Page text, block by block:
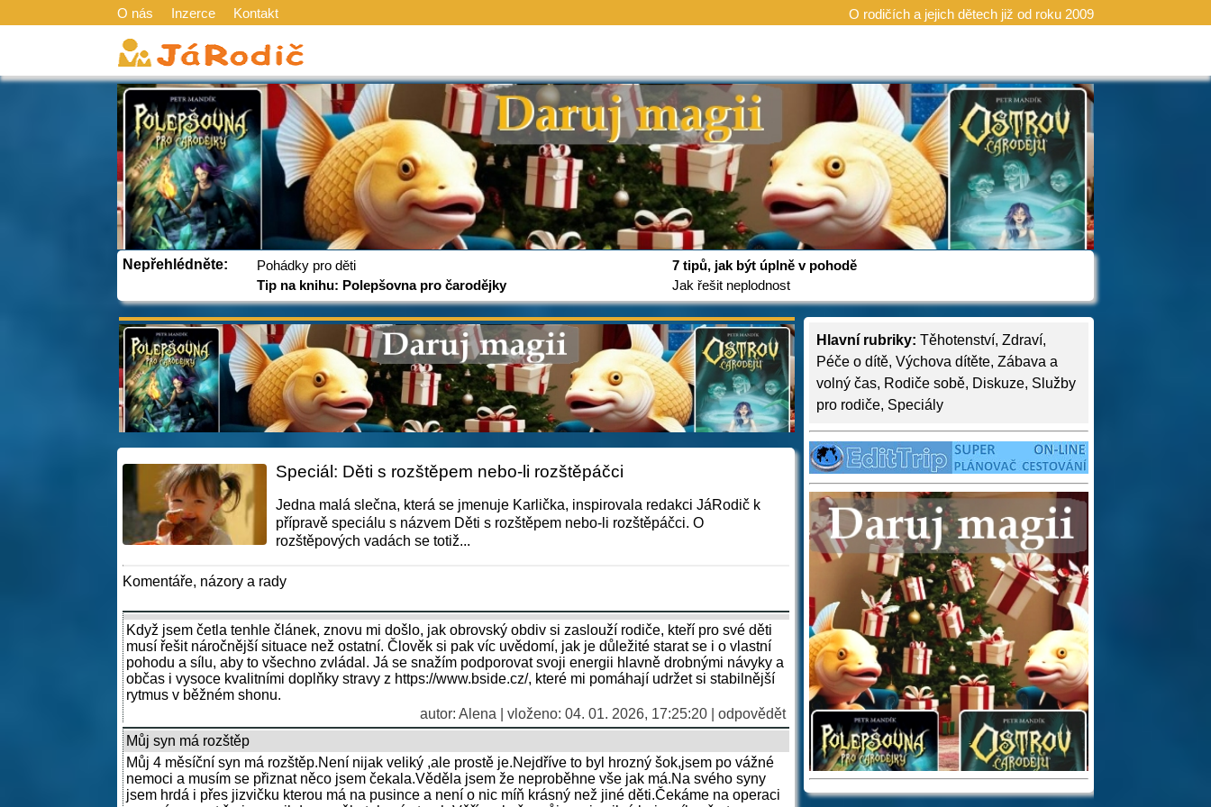
O nás Inzerce Kontakt O rodičích a jejich dětech již od roku 2009
Nepřehlédněte:
Pohádky pro děti
Tip na knihu: Polepšovna pro čarodějky
7 tipů, jak být úplně v pohodě
Jak řešit neplodnost
Hlavní rubriky: Těhotenství, Zdraví,
Péče o dítě, Výchova dítěte, Zábava a
volný čas, Rodiče sobě, Diskuze, Služby
pro rodiče, Speciály
Speciál: Děti s rozštěpem nebo-li rozštěpáčci
Jedna malá slečna, která se jmenuje Karlička, inspirovala redakci JáRodič k
přípravě speciálu s názvem Děti s rozštěpem nebo-li rozštěpáčci. O
rozštěpových vadách se totiž...
Komentáře, názory a rady
Když jsem četla tenhle článek, znovu mi došlo, jak obrovský obdiv si zaslouží rodiče, kteří pro své děti
musí řešit náročnější situace než ostatní. Člověk si pak víc uvědomí, jak je důležité starat se i o vlastní
pohodu a sílu, aby to všechno zvládal. Já se snažím podporovat svoji energii hlavně drobnými návyky a
občas i vysoce kvalitními doplňky stravy z https://www.bside.cz/, které mi pomáhají udržet si stabilnější
rytmus v běžném shonu.
autor: Alena | vloženo: 04. 01. 2026, 17:25:20 | odpovědět
Můj syn má rozštěp
Můj 4 měsíční syn má rozštěp.Není nijak veliký ,ale prostě je.Nejdříve to byl hrozný šok,jsem po vážné
nemoci a musím se přiznat něco jsem čekala.Věděla jsem že neproběhne vše jak má.Na svého syny
jsem hrdá i přes jizvičku kterou má na pusince a není o nic míň krásný než jiné děti.Čekáme na operaci